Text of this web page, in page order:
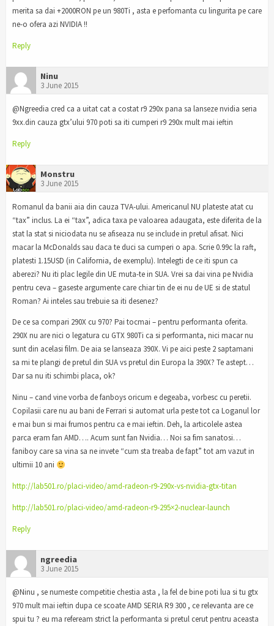
merita sa dai +2000RON pe un 980Ti , asta e perfomanta cu lingurita pe care
ne-o ofera azi NVIDIA !!
Reply
Ninu
3 June 2015
@Ngreedia cred ca a uitat cat a costat r9 290x pana sa lanseze nvidia seria
9xx.din cauza gtx’ului 970 poti sa iti cumperi r9 290x mult mai ieftin
Reply
Monstru
3 June 2015
Romanul da banii aia din cauza TVA-ului. Americanul NU plateste atat cu
“tax” inclus. La ei “tax”, adica taxa pe valoarea adaugata, este diferita de la
stat la stat si niciodata nu se afiseaza nu se include in pretul afisat. Nici
macar la McDonalds sau daca te duci sa cumperi o apa. Scrie 0.99c la raft,
platesti 1.15USD (in California, de exemplu). Intelegti de ce iti spun ca
aberezi? Nu iti plac legile din UE muta-te in SUA. Vrei sa dai vina pe Nvidia
pentru ceva – gaseste argumente care chiar tin de ei nu de UE si de statul
Roman? Ai inteles sau trebuie sa iti desenez?
De ce sa compari 290X cu 970? Pai tocmai – pentru performanta oferita.
290X nu are nici o legatura cu GTX 980Ti ca si performanta, nici macar nu
sunt din acelasi film. De aia se lanseaza 390X. Vi pe aici peste 2 saptamani
sa mi te plangi de pretul din SUA vs pretul din Europa la 390X? Te astept…
Dar sa nu iti schimbi placa, ok?
Ninu – cand vine vorba de fanboys oricum e degeaba, vorbesc cu peretii.
Copilasii care nu au bani de Ferrari si automat urla peste tot ca Loganul lor
e mai bun si mai frumos pentru ca e mai ieftin. Deh, la articolele astea
parca eram fan AMD…. Acum sunt fan Nvidia… Noi sa fim sanatosi…
faniboy care sa vina sa ne invete “cum sta treaba de fapt” tot am vazut in
ultimii 10 ani
http://lab501.ro/placi-video/amd-radeon-r9-290x-vs-nvidia-gtx-titan
http://lab501.ro/placi-video/amd-radeon-r9-295×2-nuclear-launch
Reply
ngreedia
3 June 2015
@Ninu , se numeste competitie chestia asta , la fel de bine poti lua si tu gtx
970 mult mai ieftin dupa ce scoate AMD SERIA R9 300 , ce relevanta are ce
spui tu ? eu ma refeream strict la performanta si pretul cerut pentru aceasta